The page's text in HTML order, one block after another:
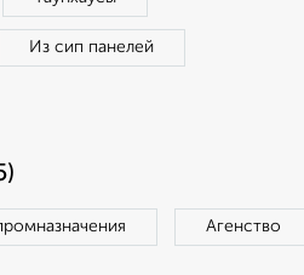
Из сип панелей
Агенство